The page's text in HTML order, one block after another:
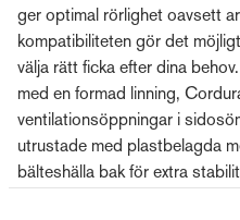
ger optimal rörlighet oavsett
kompatibiliteten gör det
välja rätt ficka efter dina
med en formad linning,
ventilationsöppningar i
utrustade med plastbelagda
bälteshälla bak för extra